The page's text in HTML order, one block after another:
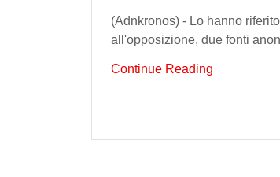
(Adnkronos) - Lo hanno
all'opposizione, due fonti
Continue Reading